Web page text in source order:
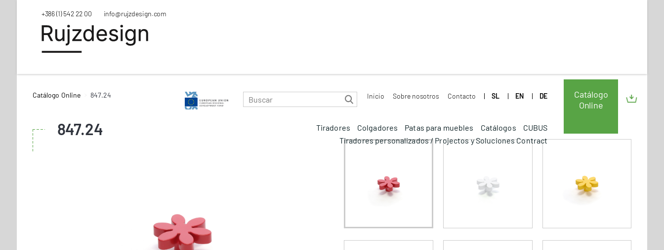
+386 (1) 542 22 00 info@rujzdesign.com
Inicio Sobre nosotros Contacto SL EN DE
Tiradores Colgadores Patas para muebles Catálogos
CUBUS
Tiradores personalizados / Projectos y Soluciones Contract
Catálogo
Online
Catálogo Online 847.24
847.24